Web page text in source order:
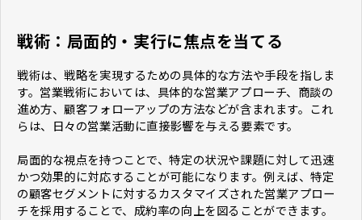
戦術：局面的・実行に焦点を当てる
戦術は、戦略を実現するための具体的な方法や手段を指しま
す。営業戦術においては、具体的な営業アプローチ、商談の
進め方、顧客フォローアップの方法などが含まれます。これ
らは、日々の営業活動に直接影響を与える要素です。
局面的な視点を持つことで、特定の状況や課題に対して迅速
かつ効果的に対応することが可能になります。例えば、特定
の顧客セグメントに対するカスタマイズされた営業アプロー
チを採用することで、成約率の向上を図ることができます。